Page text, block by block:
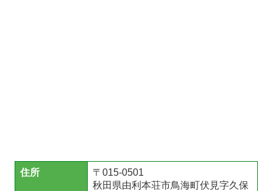
住所
〒015-0501
秋田県由利本荘市鳥海町伏見字久保